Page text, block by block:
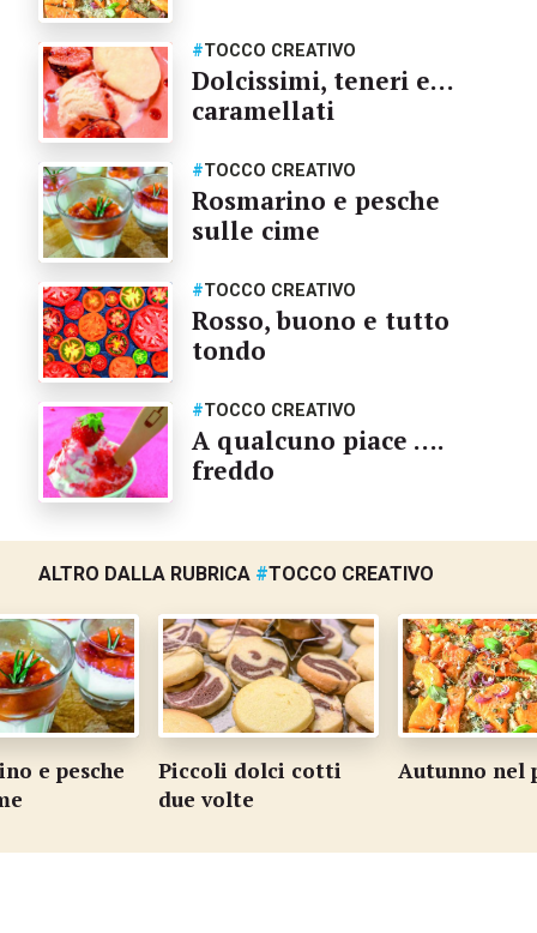
#TOCCO CREATIVO
Dolcissimi, teneri e…
caramellati
#TOCCO CREATIVO
Rosmarino e pesche
sulle cime
#TOCCO CREATIVO
Rosso, buono e tutto
tondo
#TOCCO CREATIVO
A qualcuno piace ….
freddo
ALTRO DALLA RUBRICA #TOCCO CREATIVO
e pesche
Piccoli dolci cotti
due volte
Autunno nel